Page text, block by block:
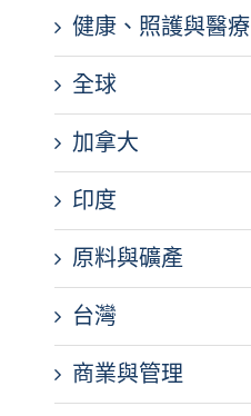
健康、照護與醫療
全球
加拿大
印度
原料與礦產
台灣
商業與管理